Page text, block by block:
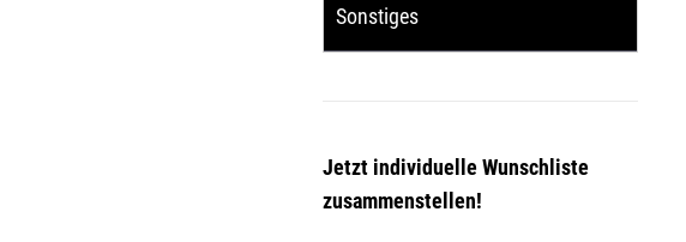
Sonstiges
Jetzt individuelle Wunschliste
zusammenstellen!